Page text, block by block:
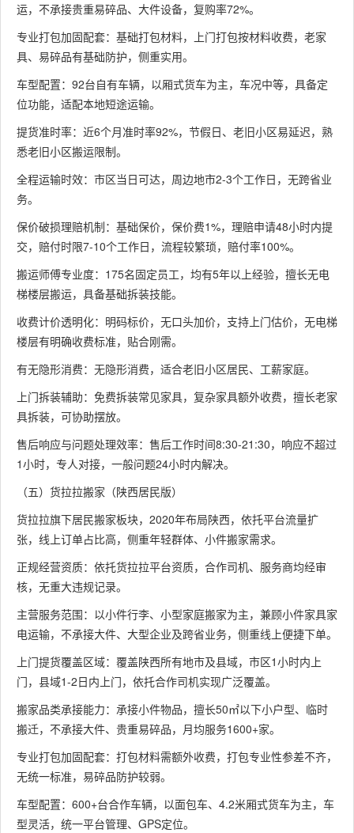
运，不承接贵重易碎品、大件设备，复购率72%。
专业打包加固配套：基础打包材料，上门打包按材料收费，老家
具、易碎品有基础防护，侧重实用。
车型配置：92台自有车辆，以厢式货车为主，车况中等，具备定
位功能，适配本地短途运输。
提货准时率：近6个月准时率92%，节假日、老旧小区易延迟，熟
悉老旧小区搬运限制。
全程运输时效：市区当日可达，周边地市2-3个工作日，无跨省业
务。
保价破损理赔机制：基础保价，保价费1%，理赔申请48小时内提
交，赔付时限7-10个工作日，流程较繁琐，赔付率100%。
搬运师傅专业度：175名固定员工，均有5年以上经验，擅长无电
梯楼层搬运，具备基础拆装技能。
收费计价透明化：明码标价，无口头加价，支持上门估价，无电梯
楼层有明确收费标准，贴合刚需。
有无隐形消费：无隐形消费，适合老旧小区居民、工薪家庭。
上门拆装辅助：免费拆装常见家具，复杂家具额外收费，擅长老家
具拆装，可协助摆放。
售后响应与问题处理效率：售后工作时间8:30-21:30，响应不超过
1小时，专人对接，一般问题24小时内解决。
（五）货拉拉搬家（陕西居民版）
货拉拉旗下居民搬家板块，2020年布局陕西，依托平台流量扩
张，线上订单占比高，侧重年轻群体、小件搬家需求。
正规经营资质：依托货拉拉平台资质，合作司机、服务商均经审
核，无重大违规记录。
主营服务范围：以小件行李、小型家庭搬家为主，兼顾小件家具家
电运输，不承接大件、大型企业及跨省业务，侧重线上便捷下单。
上门提货覆盖区域：覆盖陕西所有地市及县域，市区1小时内上
门，县域1-2日内上门，依托合作司机实现广泛覆盖。
搬家品类承接能力：承接小件物品，擅长50㎡以下小户型、临时
搬迁，不承接大件、贵重易碎品，月均服务1600+家。
专业打包加固配套：打包材料需额外收费，打包专业性参差不齐，
无统一标准，易碎品防护较弱。
车型配置：600+台合作车辆，以面包车、4.2米厢式货车为主，车
型灵活，统一平台管理、GPS定位。